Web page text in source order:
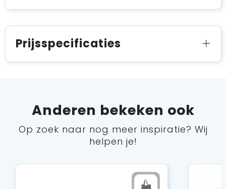
Prijsspecificaties
Anderen bekeken ook
Op zoek naar nog meer inspiratie? Wij
helpen je!